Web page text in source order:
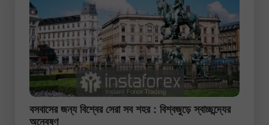
বসবাসের জন্য বিশ্বের সেরা সব শহর : বিশ্বজুড়ে স্বাচ্ছন্দ্যের
অন্বেষণ